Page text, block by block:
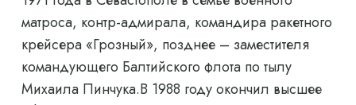
матроса, контр-адмирала, командира ракетного
крейсера «Грозный», позднее – заместителя
командующего Балтийского флота по тылу
Михаила Пинчука.В 1988 году окончил высшее